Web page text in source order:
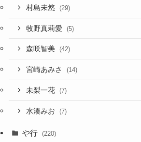
村島未悠 (29)
牧野真莉愛 (5)
森咲智美 (42)
宮崎あみさ (14)
未梨一花 (7)
水湊みお (7)
や行 (220)